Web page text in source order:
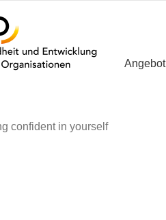
Angebot
confident in yourself